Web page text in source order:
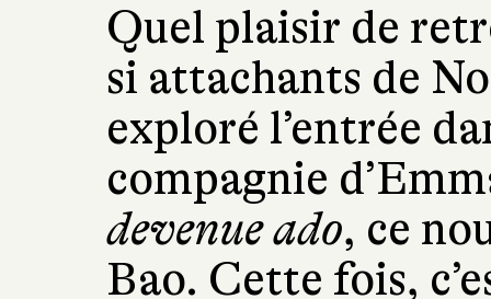
Quel plaisir de
si attachants de
exploré l’entrée
compagnie
devenue ado, ce
Bao. Cette fois,